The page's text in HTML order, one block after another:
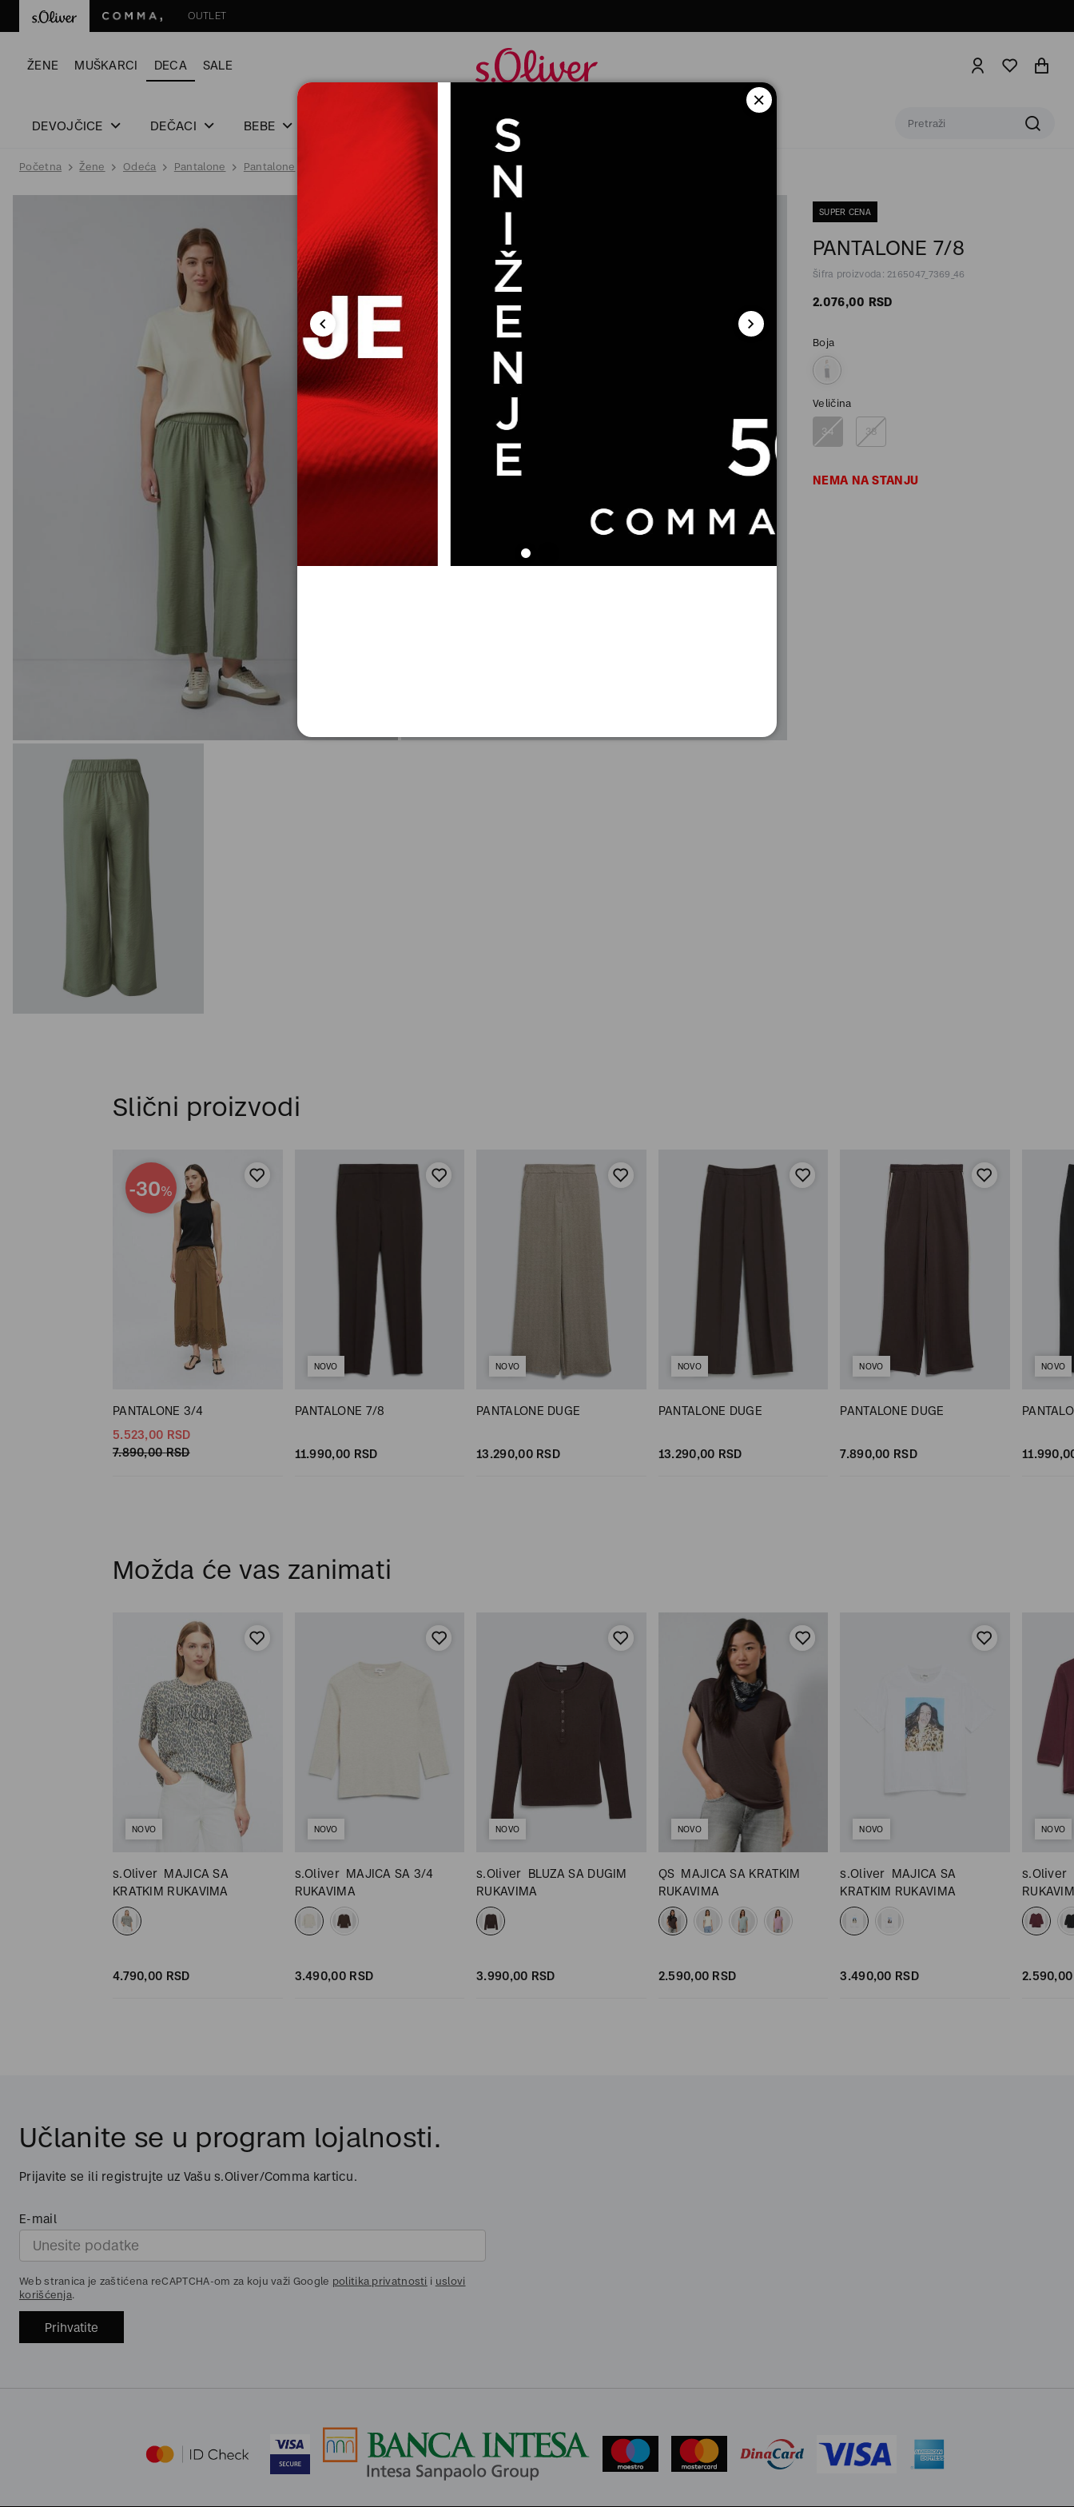
OUTLET
ŽENE MUŠKARCI DECA SALE
DEVOJČICE DEČACI BEBE
Početna Žene Odeća Pantalone Pantalone
SUPER CENA
PANTALONE 7/8
Šifra proizvoda: 2165047_7369_46
2.076,00 RSD
Boja
Veličina
34 38
NEMA NA STANJU
Slični proizvodi
-30%
PANTALONE 3/4
5.523,00 RSD
7.890,00 RSD
NOVO
PANTALONE 7/8
11.990,00 RSD
NOVO
PANTALONE DUGE
13.290,00 RSD
NOVO
PANTALONE DUGE
13.290,00 RSD
NOVO
PANTALONE DUGE
7.890,00 RSD
NOVO
11.990,
Možda će vas zanimati
NOVO
s.Oliver MAJICA SA
KRATKIM RUKAVIMA
4.790,00 RSD
NOVO
s.Oliver MAJICA SA 3/4
RUKAVIMA
3.490,00 RSD
NOVO
s.Oliver BLUZA SA DUGIM
RUKAVIMA
3.990,00 RSD
NOVO
QS MAJICA SA KRATKIM
RUKAVIMA
2.590,00 RSD
NOVO
s.Oliver MAJICA SA
KRATKIM RUKAVIMA
3.490,00 RSD
NOVO
s.Oliver
2.590,00
Učlanite se u program lojalnosti.
Prijavite se ili registrujte uz Vašu s.Oliver/Comma karticu.
E-mail
Web stranica je zaštićena reCAPTCHA-om za koju važi Google politika privatnosti i uslovi
korišćenja.
Prihvatite